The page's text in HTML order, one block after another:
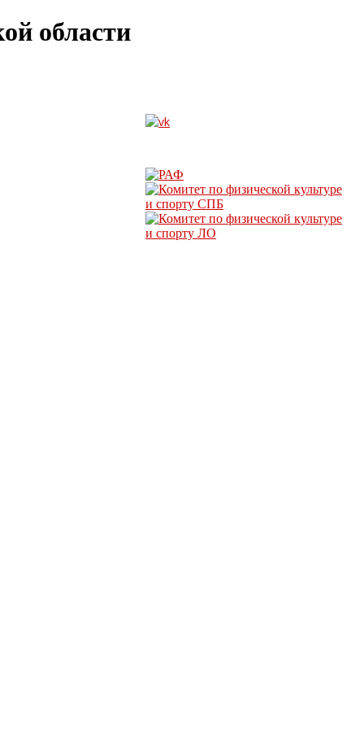
области